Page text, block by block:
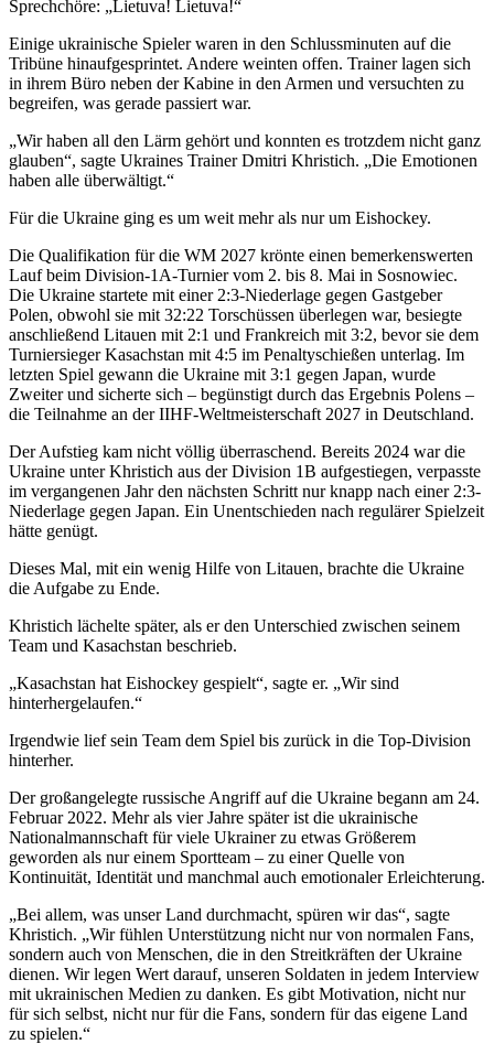
Sprechchöre: „Lietuva! Lietuva!“
Einige ukrainische Spieler waren in den Schlussminuten auf die
Tribüne hinaufgesprintet. Andere weinten offen. Trainer lagen sich
in ihrem Büro neben der Kabine in den Armen und versuchten zu
begreifen, was gerade passiert war.
„Wir haben all den Lärm gehört und konnten es trotzdem nicht ganz
glauben“, sagte Ukraines Trainer Dmitri Khristich. „Die Emotionen
haben alle überwältigt.“
Für die Ukraine ging es um weit mehr als nur um Eishockey.
Die Qualifikation für die WM 2027 krönte einen bemerkenswerten
Lauf beim Division-1A-Turnier vom 2. bis 8. Mai in Sosnowiec.
Die Ukraine startete mit einer 2:3-Niederlage gegen Gastgeber
Polen, obwohl sie mit 32:22 Torschüssen überlegen war, besiegte
anschließend Litauen mit 2:1 und Frankreich mit 3:2, bevor sie dem
Turniersieger Kasachstan mit 4:5 im Penaltyschießen unterlag. Im
letzten Spiel gewann die Ukraine mit 3:1 gegen Japan, wurde
Zweiter und sicherte sich – begünstigt durch das Ergebnis Polens –
die Teilnahme an der IIHF-Weltmeisterschaft 2027 in Deutschland.
Der Aufstieg kam nicht völlig überraschend. Bereits 2024 war die
Ukraine unter Khristich aus der Division 1B aufgestiegen, verpasste
im vergangenen Jahr den nächsten Schritt nur knapp nach einer 2:3-
Niederlage gegen Japan. Ein Unentschieden nach regulärer Spielzeit
hätte genügt.
Dieses Mal, mit ein wenig Hilfe von Litauen, brachte die Ukraine
die Aufgabe zu Ende.
Khristich lächelte später, als er den Unterschied zwischen seinem
Team und Kasachstan beschrieb.
„Kasachstan hat Eishockey gespielt“, sagte er. „Wir sind
hinterhergelaufen.“
Irgendwie lief sein Team dem Spiel bis zurück in die Top-Division
hinterher.
Der großangelegte russische Angriff auf die Ukraine begann am 24.
Februar 2022. Mehr als vier Jahre später ist die ukrainische
Nationalmannschaft für viele Ukrainer zu etwas Größerem
geworden als nur einem Sportteam – zu einer Quelle von
Kontinuität, Identität und manchmal auch emotionaler Erleichterung.
„Bei allem, was unser Land durchmacht, spüren wir das“, sagte
Khristich. „Wir fühlen Unterstützung nicht nur von normalen Fans,
sondern auch von Menschen, die in den Streitkräften der Ukraine
dienen. Wir legen Wert darauf, unseren Soldaten in jedem Interview
mit ukrainischen Medien zu danken. Es gibt Motivation, nicht nur
für sich selbst, nicht nur für die Fans, sondern für das eigene Land
zu spielen.“